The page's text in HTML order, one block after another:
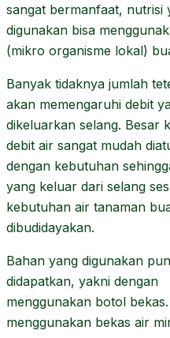
sangat bermanfaat, nutrisi
digunakan bisa
(mikro organisme lokal)
Banyak tidaknya jumlah
akan memengaruhi debit
dikeluarkan selang. Besar
debit air sangat mudah
dengan kebutuhan
yang keluar dari selang
kebutuhan air tanaman
dibudidayakan.
Bahan yang digunakan
didapatkan, yakni dengan
menggunakan botol
menggunakan bekas air